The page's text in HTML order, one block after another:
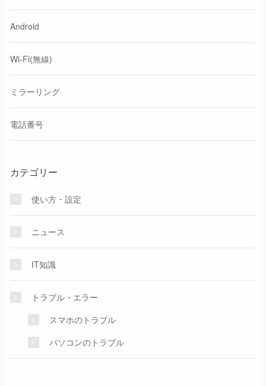
Android
Wi-Fi(無線)
ミラーリング
電話番号
カテゴリー
使い方・設定
ニュース
IT知識
トラブル・エラー
スマホのトラブル
パソコンのトラブル